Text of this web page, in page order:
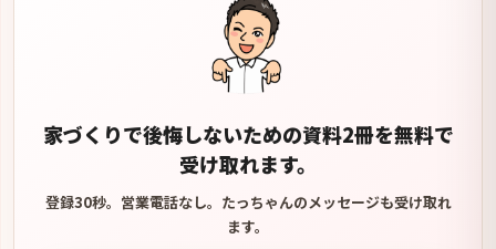
家づくりで後悔しないための資料2冊を無料で
受け取れます。
登録30秒。営業電話なし。たっちゃんのメッセージも受け取れ
ます。